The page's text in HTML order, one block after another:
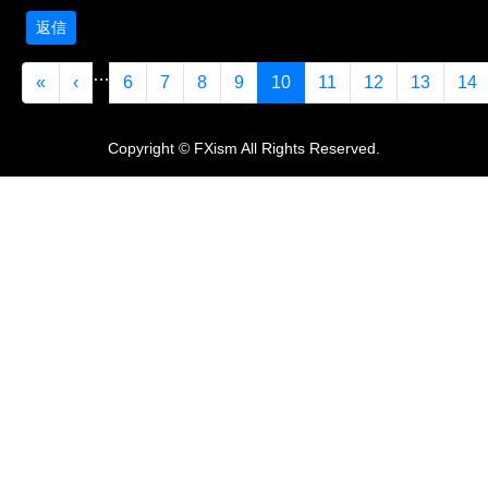
返信
« ‹ … 6 7 8 9 10 11 12 13 14
Copyright © FXism All Rights Reserved.